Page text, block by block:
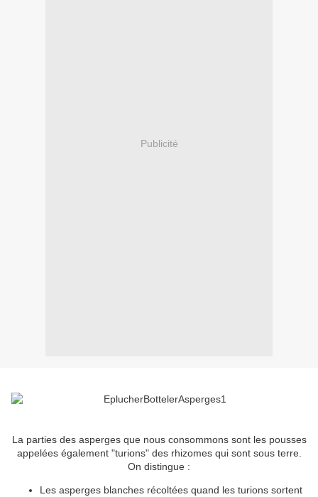
Publicité
La parties des asperges que nous consommons sont les pousses
appelées également "turions" des rhizomes qui sont sous terre.
On distingue :
Les asperges blanches récoltées quand les turions sortent